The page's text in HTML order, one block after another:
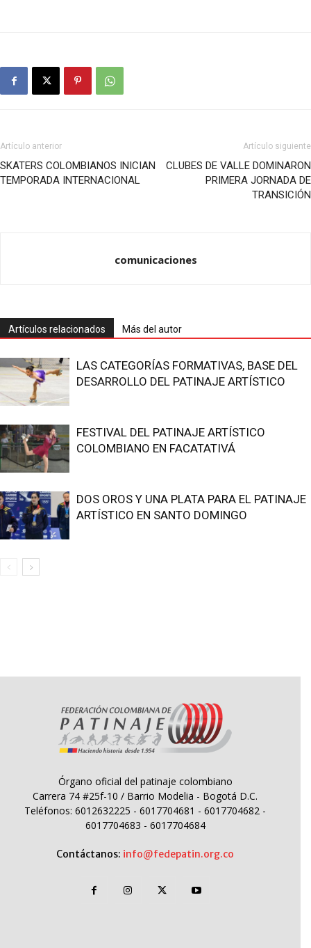
Artículo anterior
SKATERS COLOMBIANOS INICIAN
TEMPORADA INTERNACIONAL
Artículo siguiente
CLUBES DE VALLE DOMINARON
PRIMERA JORNADA DE
TRANSICIÓN
comunicaciones
Artículos relacionados Más del autor
LAS CATEGORÍAS FORMATIVAS, BASE DEL
DESARROLLO DEL PATINAJE ARTÍSTICO
FESTIVAL DEL PATINAJE ARTÍSTICO
COLOMBIANO EN FACATATIVÁ
DOS OROS Y UNA PLATA PARA EL PATINAJE
ARTÍSTICO EN SANTO DOMINGO
Órgano oficial del patinaje colombiano
Carrera 74 #25f-10 / Barrio Modelia - Bogotá D.C.
Teléfonos: 6012632225 - 6017704681 - 6017704682 -
6017704683 - 6017704684
Contáctanos: info@fedepatin.org.co